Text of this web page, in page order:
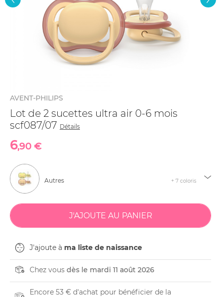
AVENT-PHILIPS
Lot de 2 sucettes ultra air 0-6 mois
scf087/07 Détails
6,90 €
Autres + 7 coloris
J'ajoute à ma liste de naissance
Chez vous dès le mardi 11 août 2026
Encore 53 € d'achat pour bénéficier de la